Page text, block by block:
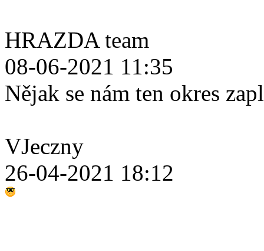
HRAZDA team
08-06-2021 11:35
Nějak se nám ten okres
VJeczny
26-04-2021 18:12